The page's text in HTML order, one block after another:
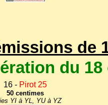
de
du
16 - Pirot 25
50 centimes
YI à YL, YU à YZ